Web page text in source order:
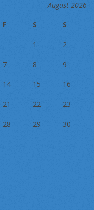
August 2026
F S S
1 2
7 8 9
14 15 16
21 22 23
28 29 30